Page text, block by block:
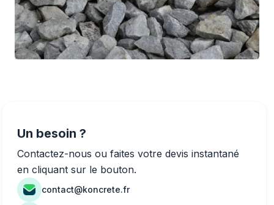
Un besoin ?
Contactez-nous ou faites votre devis instantané
en cliquant sur le bouton.
contact@koncrete.fr